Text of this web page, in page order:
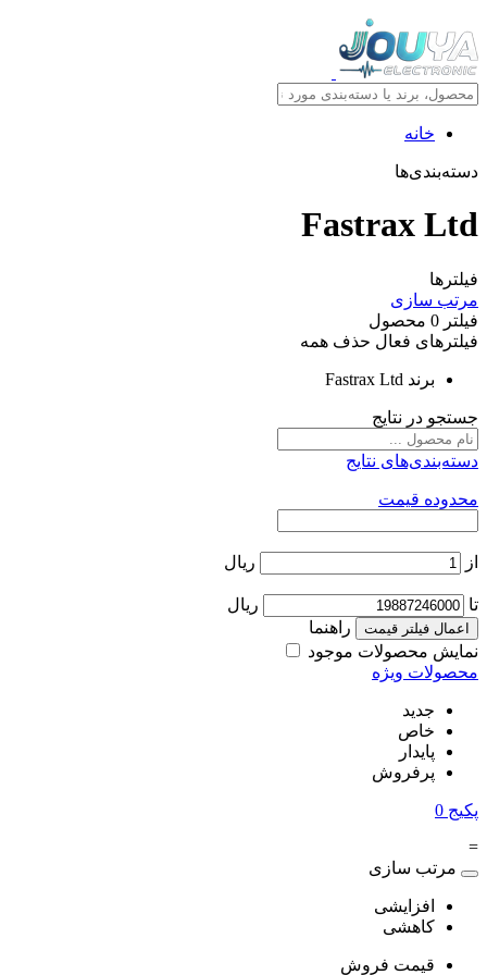
خانه
دسته‌بندی‌ها
Fastrax Ltd
فیلترها
مرتب سازی
فیلتر 0 محصول
فیلترهای فعال حذف همه
برند Fastrax Ltd
جستجو در نتایج
دسته‌بندی‌های نتایج
محدوده قیمت
از ریال
تا ریال
اعمال فیلتر قیمت
راهنما
نمایش محصولات موجود
محصولات ویژه
جدید
خاص
پایدار
پرفروش
پکیج 0
=
مرتب سازی
افزایشی
کاهشی
قیمت فروش